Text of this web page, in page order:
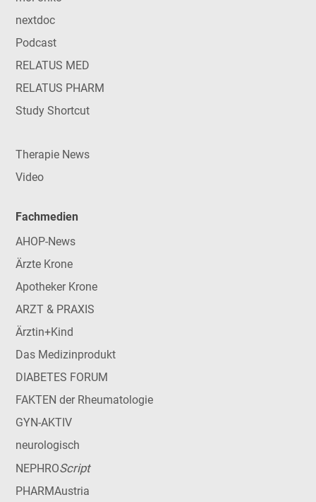
nextdoc
Podcast
RELATUS MED
RELATUS PHARM
Study Shortcut
Therapie News
Video
Fachmedien
AHOP-News
Ärzte Krone
Apotheker Krone
ARZT & PRAXIS
Ärztin+Kind
Das Medizinprodukt
DIABETES FORUM
FAKTEN der Rheumatologie
GYN-AKTIV
neurologisch
NEPHROScript
PHARMAustria